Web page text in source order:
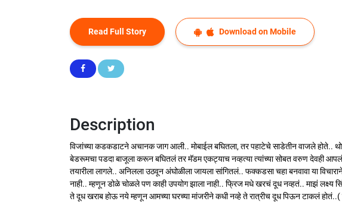
Read Full Story Download on Mobile
Description
विजांच्या कडकडाटने अचानक जाग आली.. मोबाईल बघितला, तर पहाटेचे साडेतीन वाजले होते..
बेडरूमचा पडदा बाजूला करून बघितलं तर मॅडम एकट्याच नव्हत्या त्यांच्या सोबत वरुण देवही
तयारीला लागले.. अनिलला उठवून अंघोळीला जायला सांगितलं.. फक्कडसा चहा बनवावा या
नाही.. म्हणून डोळे चोळले पण काही उपयोग झाला नाही.. फ्रिज मधे खरचं दूध नव्हतं.. माझं
ते दूध खराब होऊ नये म्हणून आमच्या घरच्या मांजरीने कधी नव्हे ते रात्रीच दूध पिऊन टाकलं